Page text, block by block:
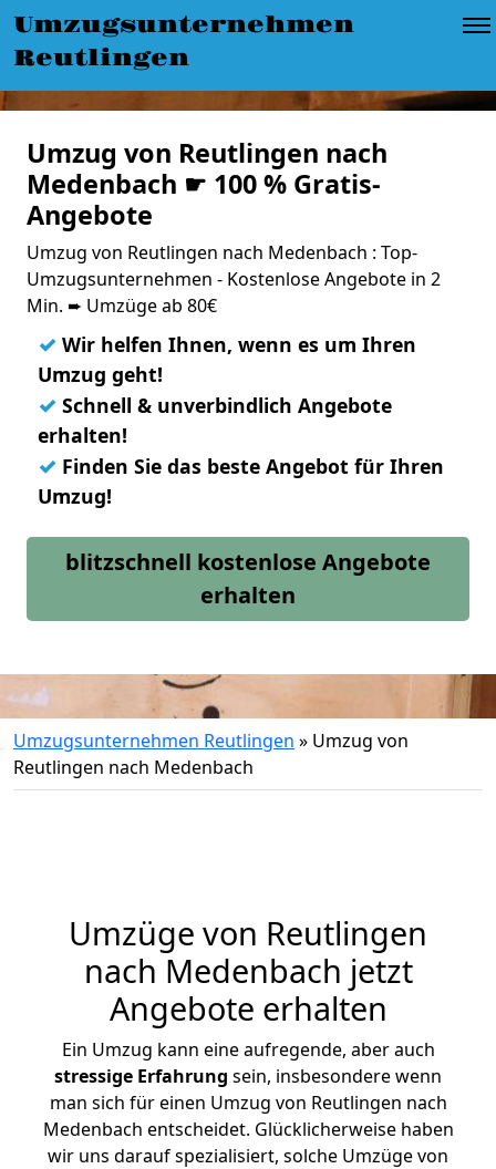
Umzugsunternehmen
Reutlingen
Umzug von Reutlingen nach
Medenbach ☛ 100 % Gratis-
Angebote
Umzug von Reutlingen nach Medenbach : Top-
Umzugsunternehmen - Kostenlose Angebote in 2
Min. ➨ Umzüge ab 80€
✓ Wir helfen Ihnen, wenn es um Ihren
Umzug geht!
✓ Schnell & unverbindlich Angebote
erhalten!
✓ Finden Sie das beste Angebot für Ihren
Umzug!
blitzschnell kostenlose Angebote
erhalten
Umzugsunternehmen Reutlingen » Umzug von
Reutlingen nach Medenbach
Umzüge von Reutlingen
nach Medenbach jetzt
Angebote erhalten
Ein Umzug kann eine aufregende, aber auch
stressige Erfahrung sein, insbesondere wenn
man sich für einen Umzug von Reutlingen nach
Medenbach entscheidet. Glücklicherweise haben
wir uns darauf spezialisiert, solche Umzüge von